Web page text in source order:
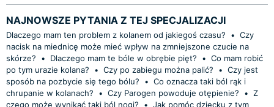
NAJNOWSZE PYTANIA Z TEJ SPECJALIZACJI
Dlaczego mam ten problem z kolanem od jakiegoś czasu? • Czy
nacisk na miednicę może mieć wpływ na zmniejszone czucie na
skórze?
• Dlaczego mam te bóle w obrębie pięt? • Co mam robić
po tym urazie kolana?
• Czy po zabiegu można palić? • Czy jest
sposób na pozbycie się tego bólu?
• Co oznacza taki ból rąk i
chrupanie w kolanach?
• Czy Parogen powoduje otępienie? • Z
czego może wynikać taki ból nogi?
• Jak pomóc dziecku z tym